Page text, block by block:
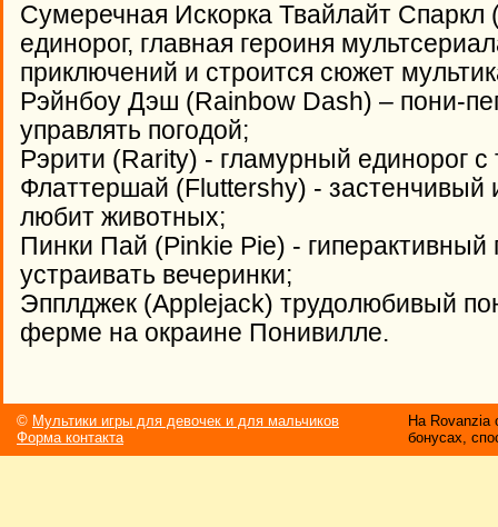
Сумеречная Искорка Твайлайт Спаркл
единорог, главная героиня
приключений и строится сюжет
Рэйнбоу Дэш (Rainbow Dash) – пони-
управлять погодой;
Рэрити (Rarity) - гламурный единорог
Флаттершай (Fluttershy) - застенчивый
любит животных;
Пинки Пай (Pinkie Pie) -
устраивать вечеринки;
Эпплджек (Applejack) трудолюбивый
ферме на окраине Понивилле.
© Мультики игры для девочек и для мальчиков
Форма контакта
На Rovanzia
бонусах,